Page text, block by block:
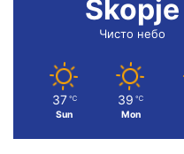
Skopje
Чисто небо
37 ℃
Sun
39 ℃
Mon